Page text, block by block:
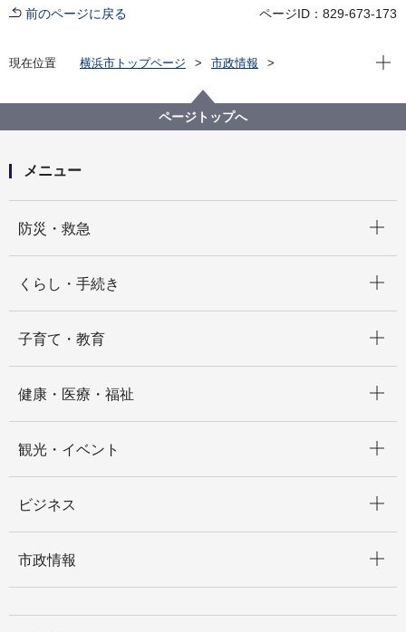
前のページに戻る ページID：829-673-173
現在位置 横浜市トップページ
市政情報
政策経営・国際戦略局
福島復興応援マルシェを開催します！
現在
ページトップへ
メニュー
防災・救急
くらし・手続き
子育て・教育
健康・医療・福祉
観光・イベント
ビジネス
市政情報